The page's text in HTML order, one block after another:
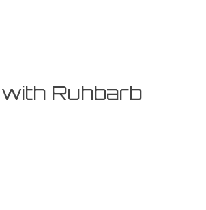
Ruhbarb